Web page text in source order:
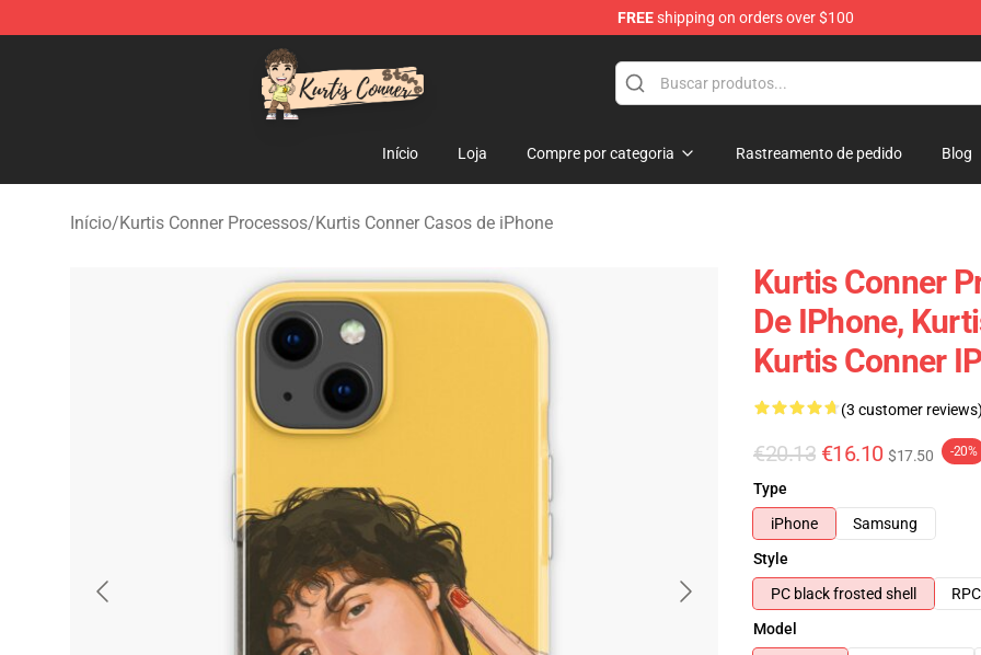
FREEshipping on orders over $100
Kurtis Conner Store - Official Kurtis Conner Merchandise Shop
Início Loja Compre por categoria Rastreamento de pedido Blog
Início/Kurtis Conner Processos/Kurtis Conner Casos de iPhone
Kurtis Conner
De IPhone,
Kurtis Conner
(3 customer reviews)
€20.13 €16.10 $17.50 -20%
Type
iPhone
Samsung
Style
PC black frosted shell
Model